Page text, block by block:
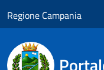
Regione Campania